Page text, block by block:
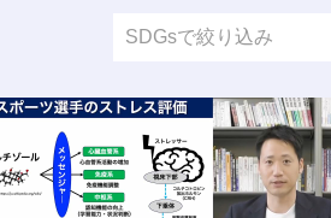
SDGsで絞り込み